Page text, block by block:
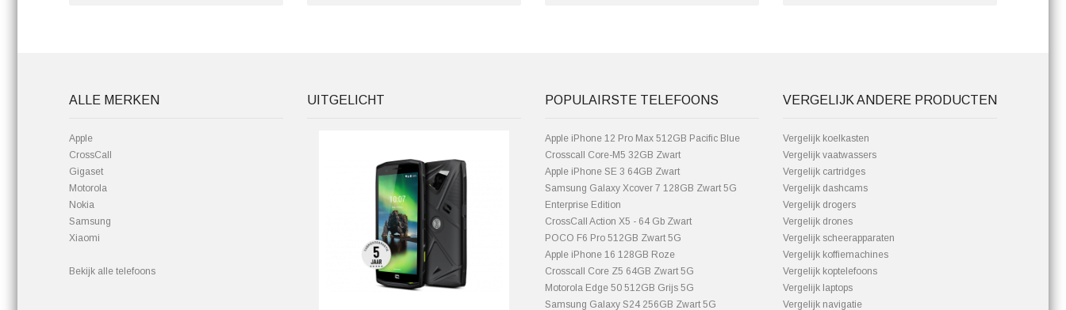
ALLE MERKEN
Apple
CrossCall
Gigaset
Motorola
Nokia
Samsung
Xiaomi
Bekijk alle telefoons
UITGELICHT POPULAIRSTE TELEFOONS
Apple iPhone 12 Pro Max 512GB Pacific Blue
Crosscall Core-M5 32GB Zwart
Apple iPhone SE 3 64GB Zwart
Samsung Galaxy Xcover 7 128GB Zwart 5G
Enterprise Edition
CrossCall Action X5 - 64 Gb Zwart
POCO F6 Pro 512GB Zwart 5G
Apple iPhone 16 128GB Roze
Crosscall Core Z5 64GB Zwart 5G
Motorola Edge 50 512GB Grijs 5G
Samsung Galaxy S24 256GB Zwart 5G
VERGELIJK ANDERE PRODUCTEN
Vergelijk koelkasten
Vergelijk vaatwassers
Vergelijk cartridges
Vergelijk dashcams
Vergelijk drogers
Vergelijk drones
Vergelijk scheerapparaten
Vergelijk koffiemachines
Vergelijk koptelefoons
Vergelijk laptops
Vergelijk navigatie